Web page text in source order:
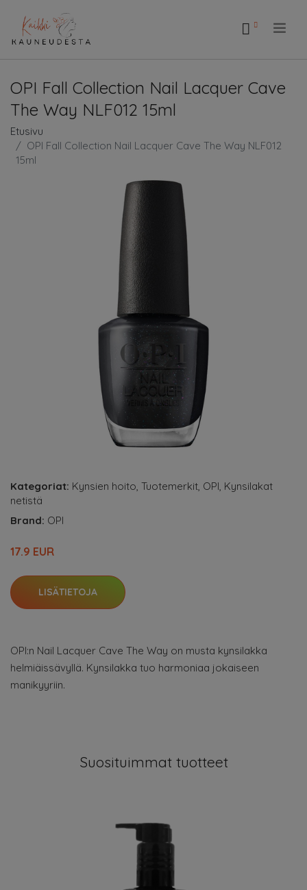
OPI Fall Collection Nail Lacquer Cave
The Way NLF012 15ml
Etusivu
OPI Fall Collection Nail Lacquer Cave The Way NLF012
15ml
Kategoriat: Kynsien hoito, Tuotemerkit, OPI, Kynsilakat
netistä
Brand: OPI
17.9 EUR
LISÄTIETOJA
OPI:n Nail Lacquer Cave The Way on musta kynsilakka
helmiäissävyllä. Kynsilakka tuo harmoniaa jokaiseen
manikyyriin.
Suosituimmat tuotteet